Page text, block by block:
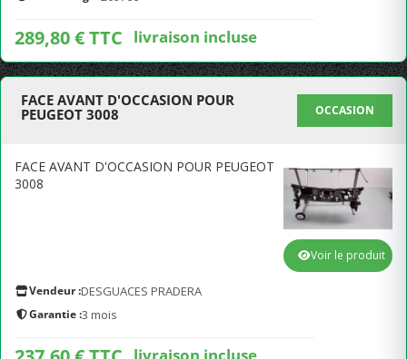
289,80 € TTC livraison incluse
FACE AVANT D'OCCASION POUR
PEUGEOT 3008
OCCASION
FACE AVANT D'OCCASION POUR PEUGEOT
3008
Vendeur :DESGUACES PRADERA
Garantie :3 mois
livraison incluse
Voir le produit